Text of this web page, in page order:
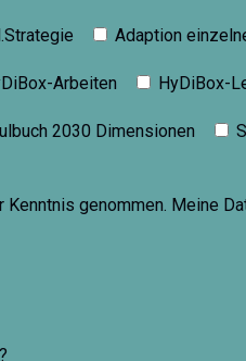
Adaption
Arbeiten HyDiBox-
2030 Dimensionen
genommen. Meine